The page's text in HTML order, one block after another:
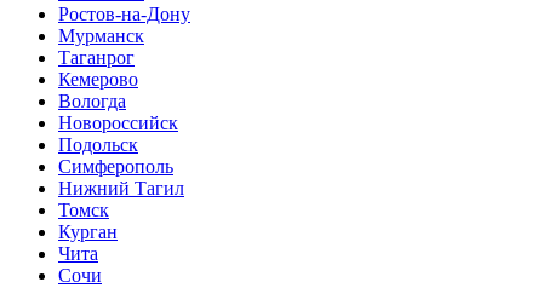
Ростов-на-Дону
Мурманск
Таганрог
Кемерово
Вологда
Новороссийск
Подольск
Симферополь
Нижний Тагил
Томск
Курган
Чита
Сочи